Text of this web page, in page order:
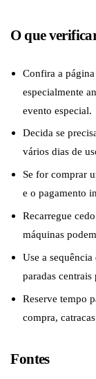
O que
Confira a
especialmente
evento especial.
Decida se
vários dias de
Se for comprar
e o pagamento
Recarregue
máquinas
Use a
paradas centrais
Reserve tempo
compra,
Fontes